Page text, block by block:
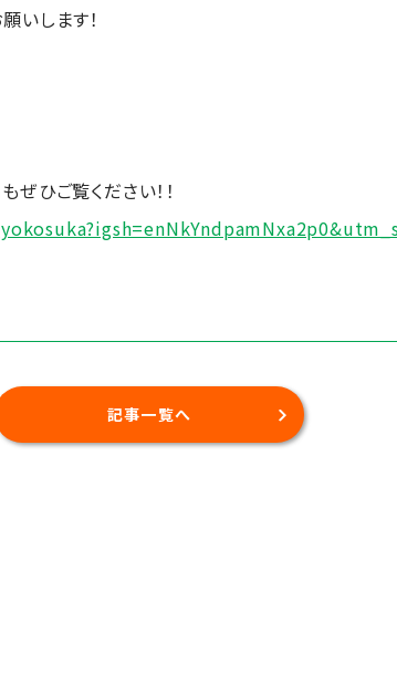
いします！
ひご覧ください！！
記事一覧へ